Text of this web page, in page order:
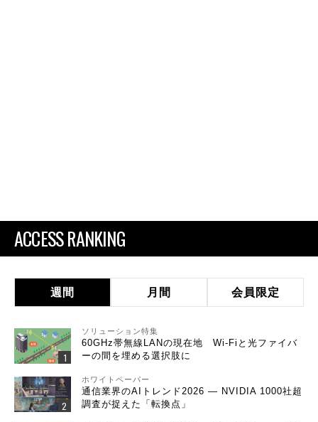
ACCESS RANKING
週間 月間 会員限定
ソリューション特集
60GHz帯無線LANの現在地 Wi-Fiと光ファイバ
ーの間を埋める選択肢に
ホワイトペーパー
通信業界のAIトレンド2026 ― NVIDIA 1000社超
調査が捉えた「転換点」